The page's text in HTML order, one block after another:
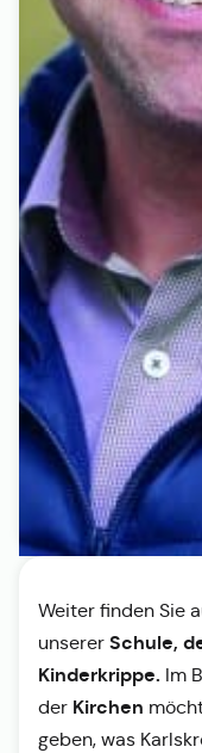
Weiter finden Sie
unserer Schule,
Kinderkrippe. Im
der Kirchen
geben, was